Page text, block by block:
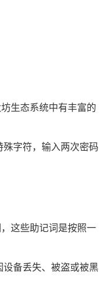
生态系统中有丰富的
字符，输入两次密码
这些助记词是按照一
备丢失、被盗或被黑